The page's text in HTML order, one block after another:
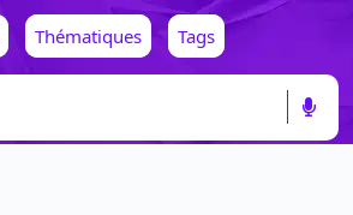
Thématiques Tags